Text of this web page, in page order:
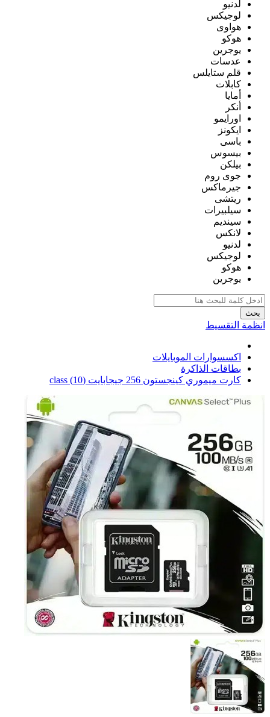
لدنيو
لوجيكس
هواوى
هوكو
يوجرين
عدسات
قلم ستايلس
كابلات
أمايا
أنكر
اورايمو
ايكونز
باسى
بيسوس
بيلكن
جوى روم
جيرماكس
ريتشى
سيلبيرات
سينديم
لانكس
لدنيو
لوجيكس
هوكو
يوجرين
بحث
انظمة التقسيط
اكسسوارات الموبايلات
بطاقات الذاكرة
كارت ميموري كينجستون 256 جيجابايت (10) class